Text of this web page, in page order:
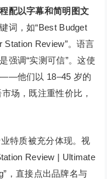
配以字幕和简明图文
词，如“Best Budget
Station Review”。语言
强调“实测可信”。这使
——他们以 18–45 岁的
场，既注重性价比，
特质被充分体现。视
Review | Ultimate
，直接点出品牌名与